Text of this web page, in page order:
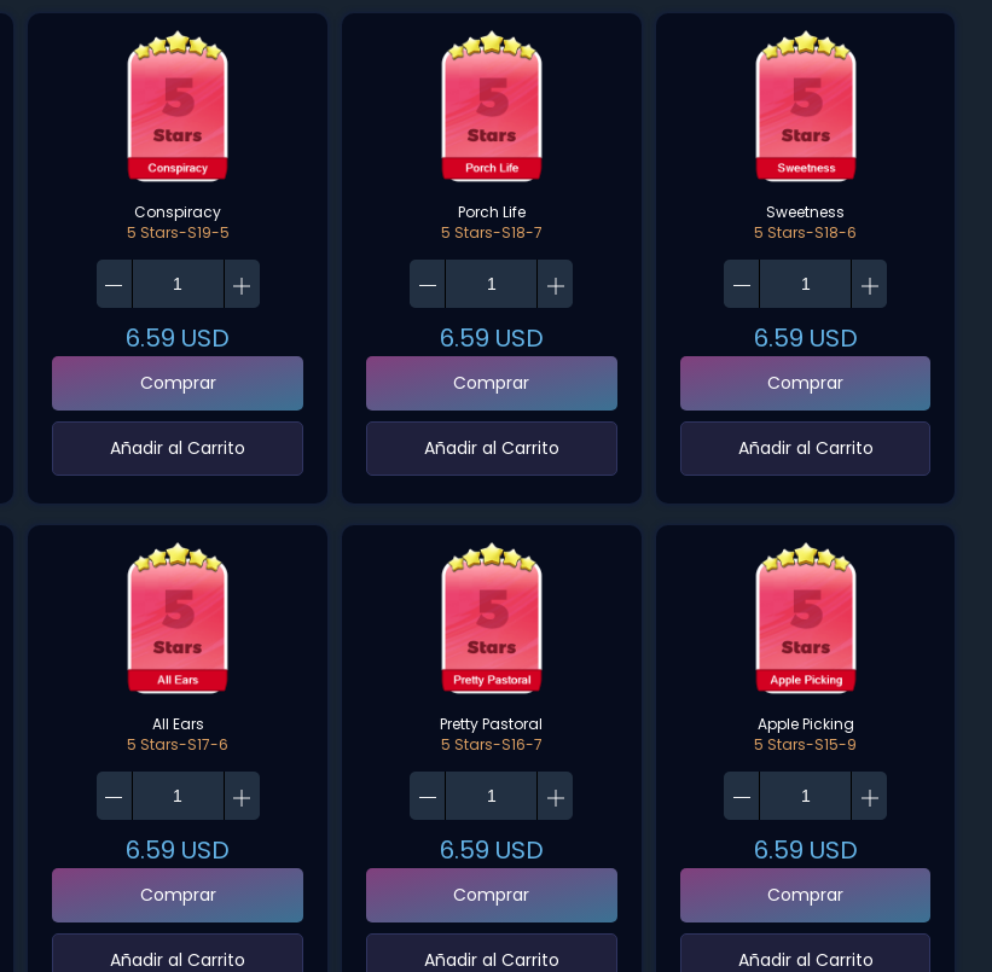
Conspiracy
5 Stars-S19-5
6.59 USD
Comprar
‌Añadir al Carrito‌
Porch Life
5 Stars-S18-7
6.59 USD
Comprar
‌Añadir al Carrito‌
Sweetness
5 Stars-S18-6
6.59 USD
Comprar
‌Añadir al Carrito‌
All Ears
5 Stars-S17-6
6.59 USD
Comprar
‌Añadir al Carrito‌
Pretty Pastoral
5 Stars-S16-7
6.59 USD
Comprar
‌Añadir al Carrito‌
Apple Picking
5 Stars-S15-9
6.59 USD
Comprar
‌Añadir al Carrito‌